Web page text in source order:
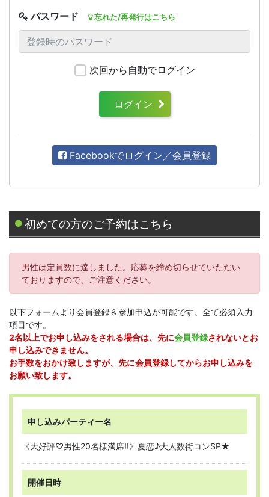
パスワード 忘れた/再発行はこちら
次回から自動でログイン
ログイン
Facebookでログイン／会員登録
初めての方のご予約はこちら
男性は定員数に達しました。応募を締め切らせていただい
ておりますので、ご注意ください。
以下フォームより会員登録＆参加申込が可能です。全て必須入力
項目です。
2名以上でお申し込みをされる場合は、先に会員登録されないとお
申し込みできません。
お手数をおかけ致しますが、先に会員登録してからお申し込みを
お願い致します。
申し込みパーティー名
《大好評♡男性20名様満席!!》夏恋♪大人数街コンSP★
開催日時